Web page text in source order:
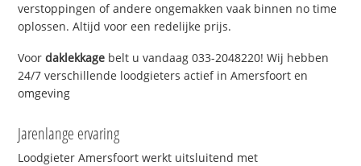
verstoppingen of andere ongemakken vaak binnen no time
oplossen. Altijd voor een redelijke prijs.
Voordaklekkage belt u vandaag 033-2048220! Wij hebben
24/7 verschillende loodgieters actief in Amersfoort en
omgeving
Jarenlange ervaring
Loodgieter Amersfoort werkt uitsluitend met